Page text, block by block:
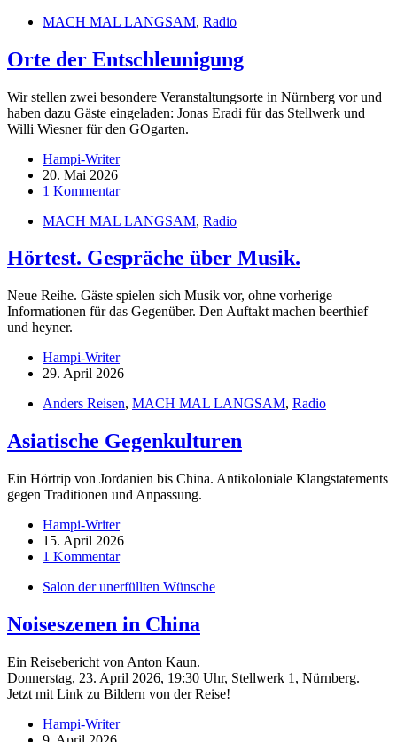
MACH MAL LANGSAM, Radio
Orte der Entschleunigung
Wir stellen zwei besondere Veranstaltungsorte in Nürnberg vor und
haben dazu Gäste eingeladen: Jonas Eradi für das Stellwerk und
Willi Wiesner für den GOgarten.
Hampi-Writer
20. Mai 2026
1 Kommentar
MACH MAL LANGSAM, Radio
Hörtest. Gespräche über Musik.
Neue Reihe. Gäste spielen sich Musik vor, ohne vorherige
Informationen für das Gegenüber. Den Auftakt machen beerthief
und heyner.
Hampi-Writer
29. April 2026
Anders Reisen, MACH MAL LANGSAM, Radio
Asiatische Gegenkulturen
Ein Hörtrip von Jordanien bis China. Antikoloniale Klangstatements
gegen Traditionen und Anpassung.
Hampi-Writer
15. April 2026
1 Kommentar
Salon der unerfüllten Wünsche
Noiseszenen in China
Ein Reisebericht von Anton Kaun.
Donnerstag, 23. April 2026, 19:30 Uhr, Stellwerk 1, Nürnberg.
Jetzt mit Link zu Bildern von der Reise!
Hampi-Writer